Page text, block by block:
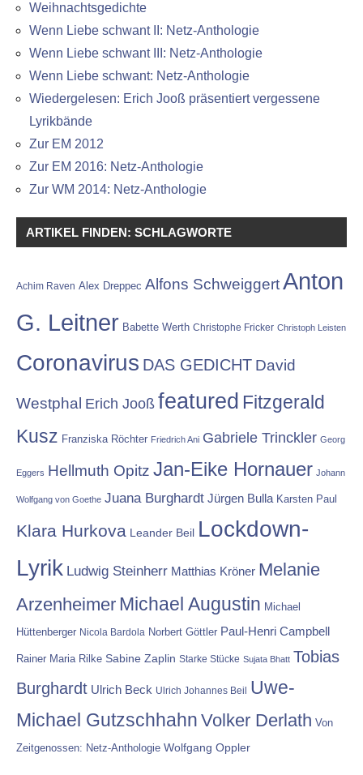
Weihnachtsgedichte
Wenn Liebe schwant II: Netz-Anthologie
Wenn Liebe schwant III: Netz-Anthologie
Wenn Liebe schwant: Netz-Anthologie
Wiedergelesen: Erich Jooß präsentiert vergessene
Lyrikbände
Zur EM 2012
Zur EM 2016: Netz-Anthologie
Zur WM 2014: Netz-Anthologie
ARTIKEL FINDEN: SCHLAGWORTE
Achim Raven Alex Dreppec Alfons SchweiggertAnton
G. Leitner Babette Werth Christophe Fricker Christoph Leisten
Coronavirus DAS GEDICHT David
Westphal Erich Jooß featured Fitzgerald
Kusz Franziska Röchter Friedrich Ani Gabriele Trinckler Georg
Eggers Hellmuth Opitz Jan-Eike Hornauer Johann
Wolfgang von Goethe Juana Burghardt Jürgen Bulla Karsten Paul
Klara Hurkova Leander Beil Lockdown-
Lyrik Ludwig Steinherr Matthias Kröner Melanie
Arzenheimer Michael Augustin Michael
Hüttenberger Nicola Bardola Norbert Göttler Paul-Henri Campbell
Rainer Maria Rilke Sabine Zaplin Starke Stücke Sujata Bhatt Tobias
Burghardt Ulrich Beck Ulrich Johannes Beil
Uwe-
Michael Gutzschhahn Volker Derlath Von
Zeitgenossen: Netz-Anthologie Wolfgang Oppler